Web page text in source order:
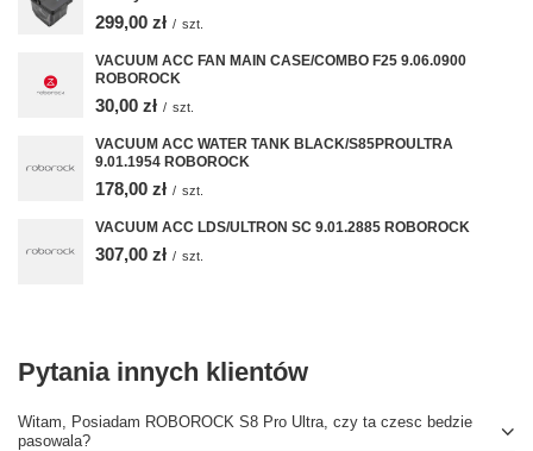
299,00 zł / szt.
VACUUM ACC FAN MAIN CASE/COMBO F25 9.06.0900
ROBOROCK
30,00 zł / szt.
VACUUM ACC WATER TANK BLACK/S85PROULTRA
9.01.1954 ROBOROCK
178,00 zł / szt.
VACUUM ACC LDS/ULTRON SC 9.01.2885 ROBOROCK
307,00 zł / szt.
Pytania innych klientów
Witam, Posiadam ROBOROCK S8 Pro Ultra, czy ta czesc bedzie
pasowala?